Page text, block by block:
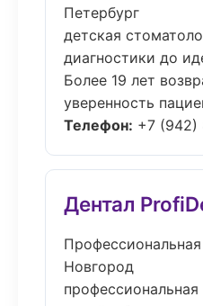
Петербург
детская
диагностики до
Более 19 лет
уверенность
Телефон: +7
Дентал
Новгород
профессиональная